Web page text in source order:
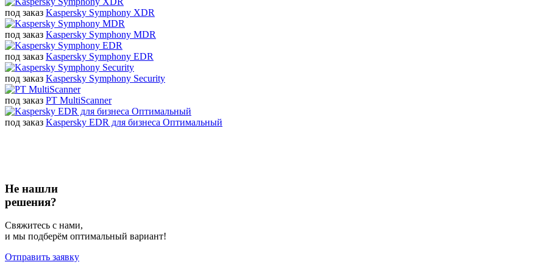
под заказ Kaspersky Symphony XDR
под заказ Kaspersky Symphony MDR
под заказ Kaspersky Symphony EDR
под заказ Kaspersky Symphony Security
под заказ PT MultiScanner
под заказ Kaspersky EDR для бизнеса Оптимальный
Не нашли
решения?
Свяжитесь с нами,
и мы подберём оптимальный вариант!
Отправить заявку